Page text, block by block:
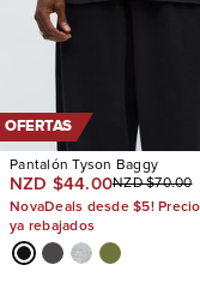
OFERTAS
Pantalón Tyson Baggy
NZD $44.00NZD $70.00
NovaDeals desde $5!
ya rebajados